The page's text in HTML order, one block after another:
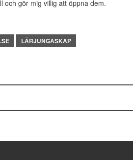
och gör mig villig att öppna dem.
LÄRJUNGASKAP